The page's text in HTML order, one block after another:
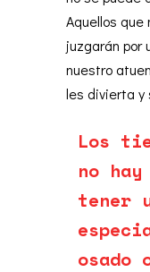
Aquellos que
juzgarán por
nuestro
les divierta y
Los
no
tener
osado